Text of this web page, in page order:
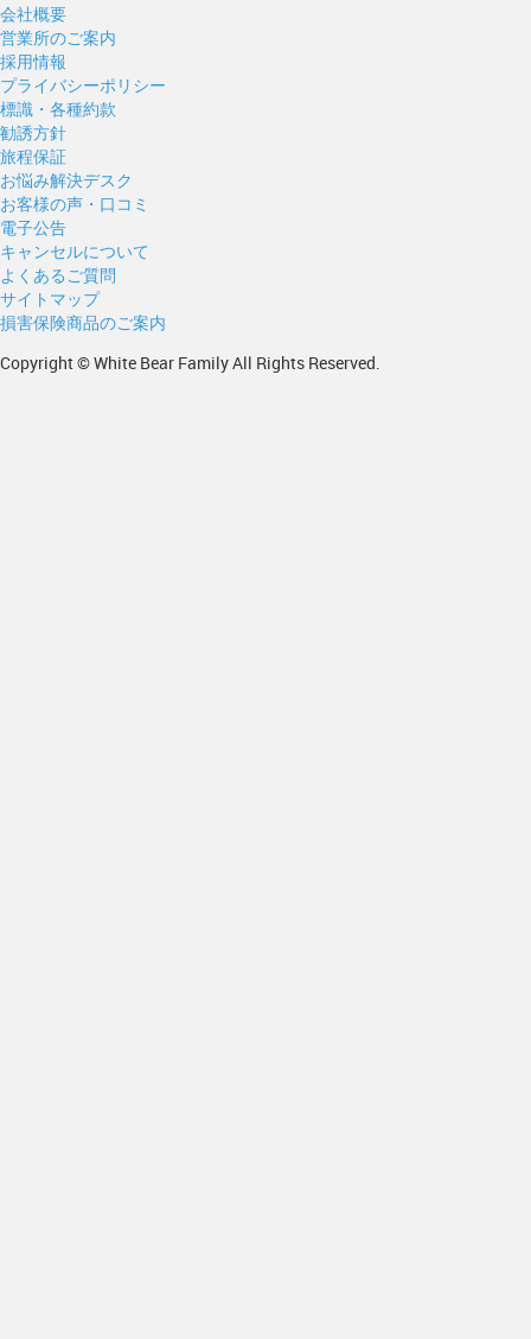
会社概要
営業所のご案内
採用情報
プライバシーポリシー
標識・各種約款
勧誘方針
旅程保証
お悩み解決デスク
お客様の声・口コミ
電子公告
キャンセルについて
よくあるご質問
サイトマップ
損害保険商品のご案内
Copyright © White Bear Family All Rights Reserved.